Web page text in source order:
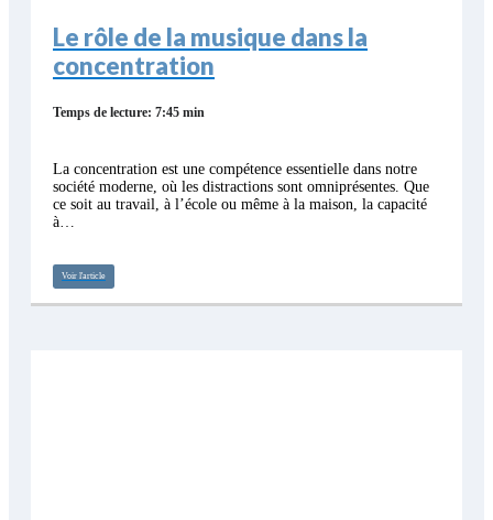
Le rôle de la musique dans la
concentration
Temps de lecture: 7:45 min
La concentration est une compétence essentielle dans notre
société moderne, où les distractions sont omniprésentes. Que
ce soit au travail, à l’école ou même à la maison, la capacité
à…
Voir l'article